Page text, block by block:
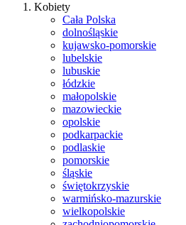
Kobiety
Cała Polska
dolnośląskie
kujawsko-pomorskie
lubelskie
lubuskie
łódzkie
małopolskie
mazowieckie
opolskie
podkarpackie
podlaskie
pomorskie
śląskie
świętokrzyskie
warmińsko-mazurskie
wielkopolskie